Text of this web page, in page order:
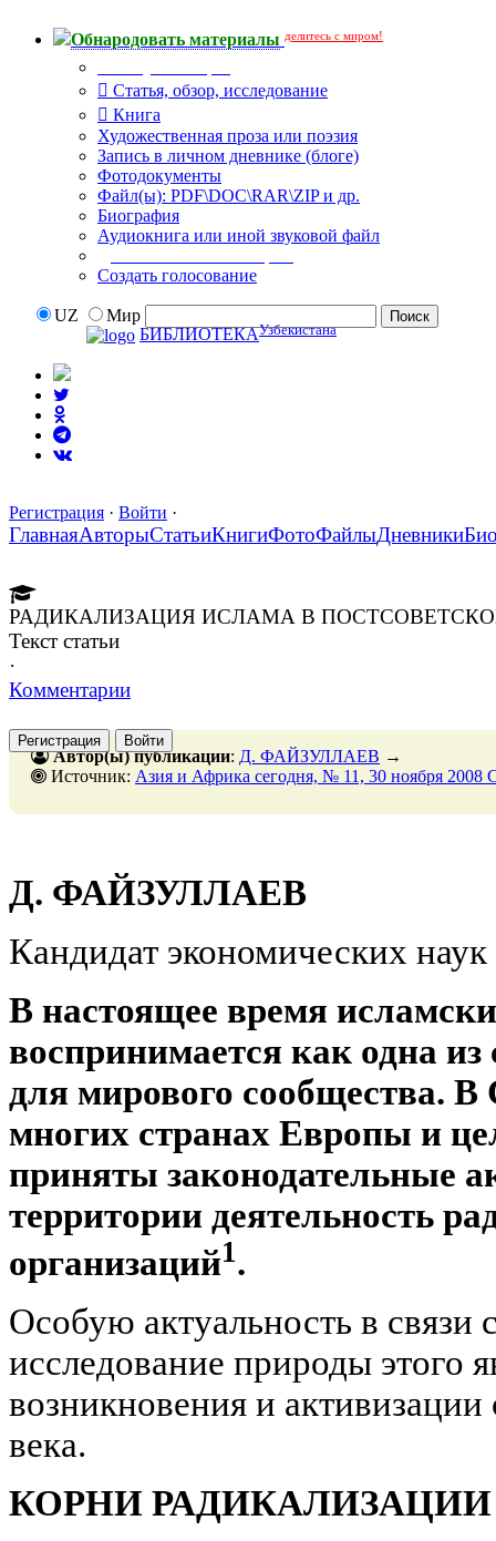
Обнародовать материалы делитесь с миром!
Статья, обзор, исследование
Книга
Художественная проза или поэзия
Запись в личном дневнике (блоге)
Фотодокументы
Файл(ы): PDF\DOC\RAR\ZIP и др.
Биография
Аудиокнига или иной звуковой файл
Создать голосование
UZ
Мир
БИБЛИОТЕКАУзбекистана
Регистрация · Войти ·
ГлавнаяАвторыСтатьиКнигиФотоФайлыДневники
РАДИКАЛИЗАЦИЯ ИСЛАМА В
Текст статьи
·
Комментарии
Регистрация Войти
Автор(ы) публикации: Д. ФАЙЗУЛЛАЕВ →
Источник: Азия и Африка сегодня, № 11, 30 ноября 2008
Д. ФАЙЗУЛЛАЕВ
Кандидат экономических наук
В настоящее время
воспринимается как одна
для мирового сообщества.
многих странах Европы и
приняты законодательные
территории деятельность
организаций1.
Особую актуальность в связи
исследование природы этого
возникновения и
века.
КОРНИ РАДИКАЛИЗАЦИИ